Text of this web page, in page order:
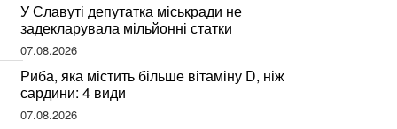
У Славуті депутатка міськради не
задекларувала мільйонні статки
07.08.2026
Риба, яка містить більше вітаміну D, ніж
сардини: 4 види
07.08.2026